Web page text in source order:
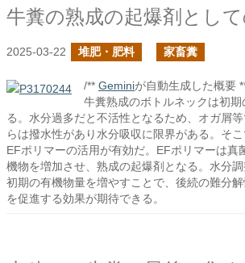
2025-03-22 堆肥・肥料 家畜糞
/** Geminiが自動生成した概要
牛糞熟成のボトルネックは初
る。水分過多だと不活性となるため、オガ屑
らは撥水性があり水分吸収に限界がある。そ
EFポリマーの活用が有効だ。EFポリマーは真
機物を増加させ、熟成の起爆剤となる。水分
初期の有機物量を増やすことで、後続の難分
を促進する効果が期待できる。